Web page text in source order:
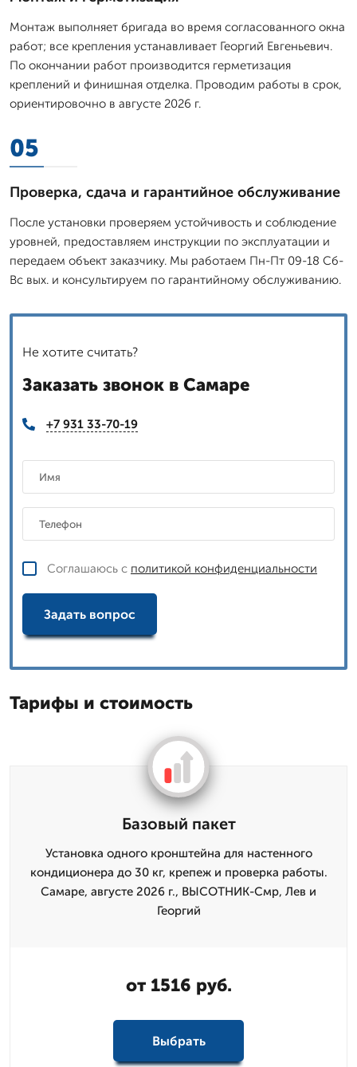
Монтаж выполняет бригада во время согласованного окна
работ; все крепления устанавливает Георгий Евгеньевич.
По окончании работ производится герметизация
креплений и финишная отделка. Проводим работы в срок,
ориентировочно в августе 2026 г.
05
Проверка, сдача и гарантийное обслуживание
После установки проверяем устойчивость и соблюдение
уровней, предоставляем инструкции по эксплуатации и
передаем объект заказчику. Мы работаем Пн-Пт 09-18 Сб-
Вс вых. и консультируем по гарантийному обслуживанию.
Не хотите считать?
Заказать звонок в Самаре
+7 931 33-70-19
Соглашаюсь с политикой конфиденциальности
Задать вопрос
Тарифы и стоимость
Базовый пакет
Установка одного кронштейна для настенного
кондиционера до 30 кг, крепеж и проверка работы.
Самаре, августе 2026 г., ВЫСОТНИК-Смр, Лев и
Георгий
от 1516 руб.
Выбрать